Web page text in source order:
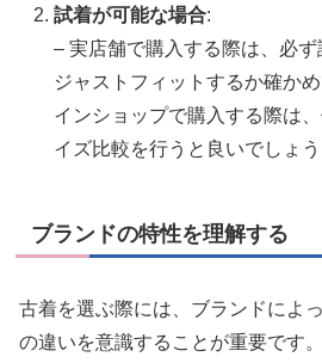
試着が可能な場合:
– 実店舗で購入する際は、必
ジャストフィットするか確か
インショップで購入する際は
イズ比較を行うと良いでしょう
ブランドの特性を理解する
古着を選ぶ際には、ブランドによ
の違いを意識することが重要です